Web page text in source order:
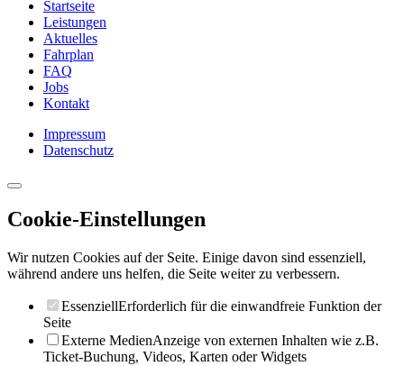
Startseite
Leistungen
Aktuelles
Fahrplan
FAQ
Jobs
Kontakt
Impressum
Datenschutz
Cookie-Einstellungen
Wir nutzen Cookies auf der Seite. Einige davon sind essenziell,
während andere uns helfen, die Seite weiter zu verbessern.
EssenziellErforderlich für die einwandfreie Funktion der
Seite
Externe MedienAnzeige von externen Inhalten wie z.B.
Ticket-Buchung, Videos, Karten oder Widgets